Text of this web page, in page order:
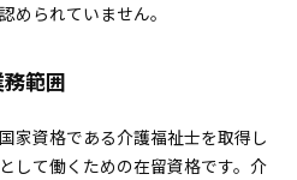
められていません。
範囲
国家資格である介護福祉士を取得し
して働くための在留資格です。介